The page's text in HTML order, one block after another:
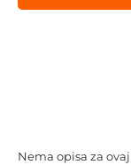
Nema opisa za